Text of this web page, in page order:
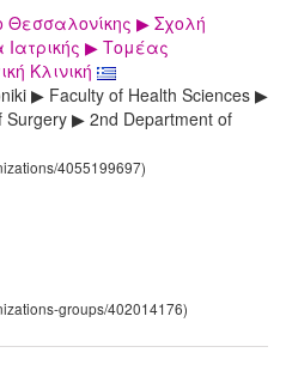
Θεσσαλονίκης ▶ Σχολή
▶ Τομέας
Κλινική
▶ Faculty of Health Sciences ▶
▶ 2nd Department of
4055199697)
groups/402014176)